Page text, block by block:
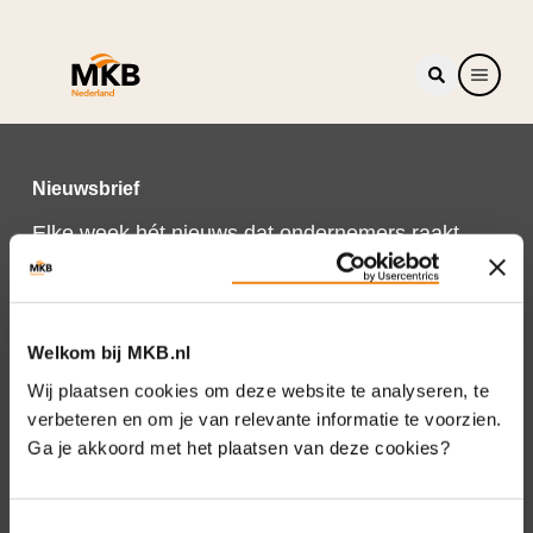
Welkom bij MKB.nl
Wij plaatsen cookies om deze website te analyseren, te
verbeteren en om je van relevante informatie te voorzien.
Ga je akkoord met het plaatsen van deze cookies?
Nieuwsbrief
Elke week hét nieuws dat ondernemers raakt.
Schrijf je nu in voor de MKB-Nederland
nieuwsbrief.
Schrijf je in
Direct naar
Over ons